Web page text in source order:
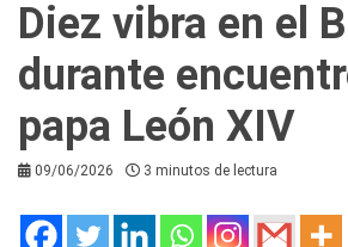
Diez vibra en el
durante
papa León XIV
09/06/2026 3 minutos de lectura